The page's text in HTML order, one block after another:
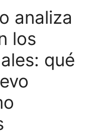
analiza
los
qué